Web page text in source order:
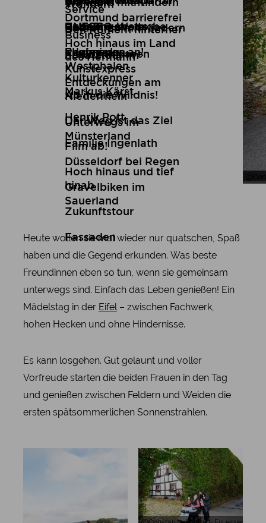
Wandern
Den Römern hinterher
Schatztour im
Kunstexpress
Ab in die Wildnis!
Der Weg ist das Ziel
Film ab!
Hoch hinaus und tief
hinab
Zukunftstour
Fassaden
Wandern mit Kindern
Radfahren mit Kindern
Freilichtmuseen
Ruth Breuer
Regina von
Westphalen
Markus Kärst
Henrik Pott
Familie Ingenlath
Genuss
Erlebnisse
UNESCO-Welterbe
Flugmodus an!
Kulturkenner
Skywalks
Dortmund barrierefrei
Hoch hinaus im Land
des Hermann
Entdeckungen am
Niederrhein
Unterwegs im
Münsterland
Düsseldorf bei Regen
Gravelbiken im
Sauerland
Reiseangebote
Service
Business
Heute wollen sie mal wieder nur quatschen, Spaß
haben und die Gegend erkunden. Was beste
Freundinnen eben so tun, wenn sie gemeinsam
unterwegs sind. Einfach das Leben genießen! Ein
Mädelstag in der Eifel– zwischen Fachwerk,
hohen Hecken und ohne Hindernisse.
Es kann losgehen. Gut gelaunt und voller
Vorfreude starten die beiden Frauen in den Tag
und genießen zwischen Feldern und Weiden die
ersten spätsommerlichen Sonnenstrahlen.